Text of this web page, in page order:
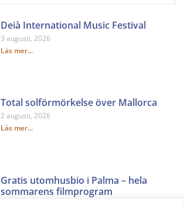
Deià International Music Festival
3 augusti, 2026
Läs mer...
Total solförmörkelse över Mallorca
2 augusti, 2026
Läs mer...
Gratis utomhusbio i Palma – hela
sommarens filmprogram